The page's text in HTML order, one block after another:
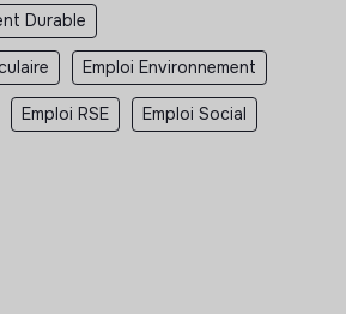
Durable
Emploi Environnement
Emploi RSE Emploi Social